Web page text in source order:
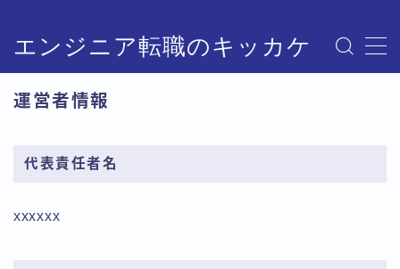
エンジニア転職のキッカケ
プライバシーポリシー
運営者情報
運営者情報
代表責任者名
xxxxxx